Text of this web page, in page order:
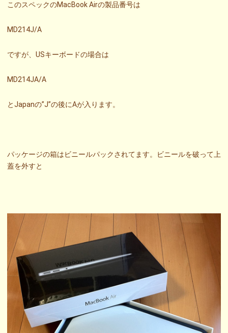
このスペックのMacBook Airの製品番号は
MD214J/A
ですが、USキーボードの場合は
MD214JA/A
とJapanの”J”の後にAが入ります。
パッケージの箱はビニールパックされてます。ビニールを破って上
蓋を外すと